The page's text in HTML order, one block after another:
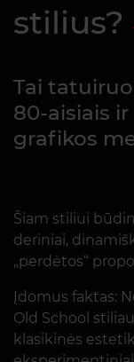
stilius?
Tai
80-aisiais
grafikos
Šiam stiliui
deriniai,
„perdėtos“
Įdomus faktas:
Old School
klasikinės